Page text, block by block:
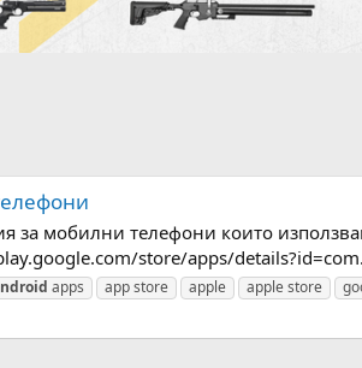
за мобилни телефони които
store/apps/
apps app store apple apple store